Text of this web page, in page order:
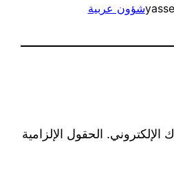
شؤون عربية
الإلكتروني. الحقول الإلزامية